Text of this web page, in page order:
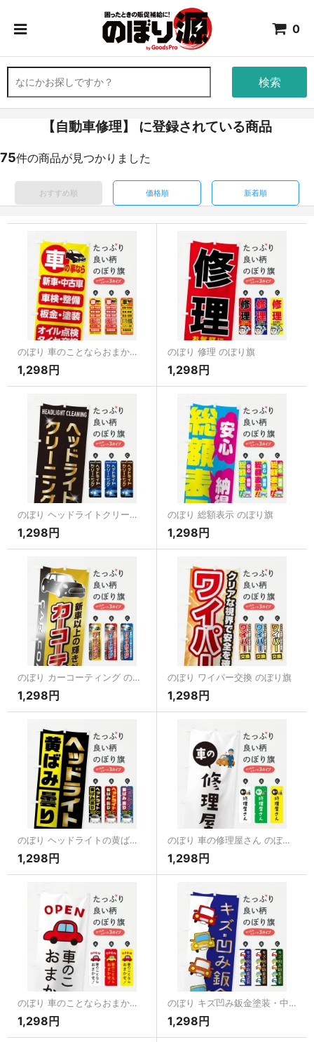
0
検索
【自動車修理】 に登録されている商品
75件の商品が見つかりました
おすすめ順 価格順 新着順
のぼり 車のことならおまかせください のぼり旗
1,298円
のぼり 修理 のぼり旗
1,298円
のぼり ヘッドライトクリーニング のぼり旗
1,298円
のぼり 総額表示 のぼり旗
1,298円
のぼり カーコーティング のぼり旗
1,298円
のぼり ワイパー交換 のぼり旗
1,298円
のぼり ヘッドライトの黄ばみ曇り のぼり旗
1,298円
のぼり 車の修理屋さん のぼり旗
1,298円
のぼり 車のことならおまかせ のぼり旗
1,298円
のぼり キズ凹み鈑金塗装・中古車・自動車修理・車検 のぼり旗
1,298円